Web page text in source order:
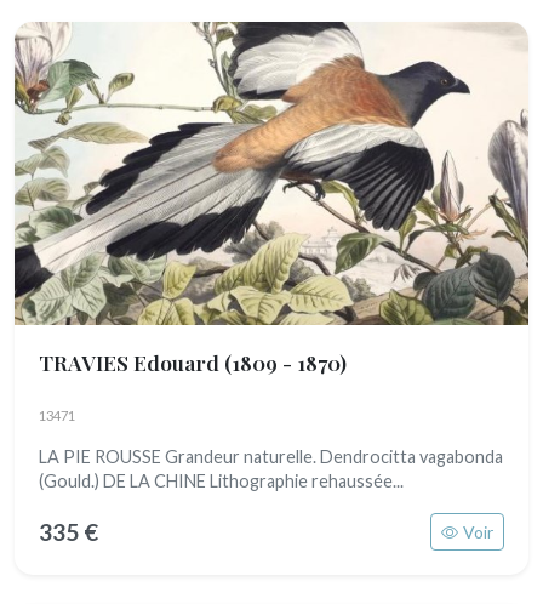
TRAVIES Edouard (1809 - 1870)
13471
LA PIE ROUSSE Grandeur naturelle. Dendrocitta vagabonda
(Gould.) DE LA CHINE Lithographie rehaussée...
335 € Voir